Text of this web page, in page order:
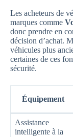
Les acheteurs de
marques comme
donc prendre en
décision d’achat.
véhicules plus
certaines de ces
sécurité.
Équipement
Assistance
intelligente à la